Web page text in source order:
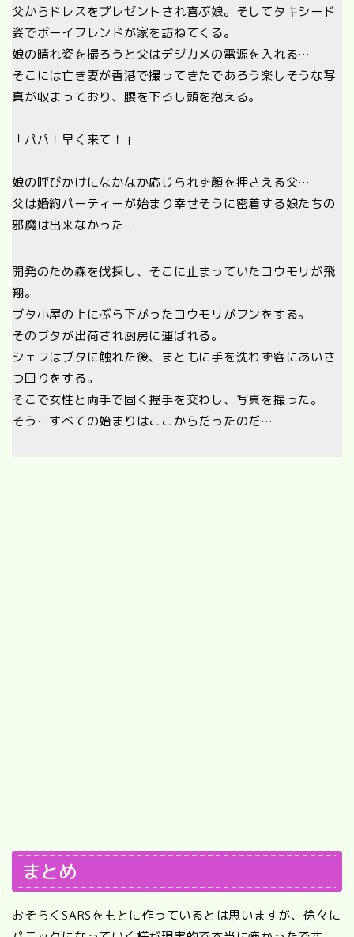
父からドレスをプレゼントされ喜ぶ娘。そしてタキシード
姿でボーイフレンドが家を訪ねてくる。
娘の晴れ姿を撮ろうと父はデジカメの電源を入れる…
そこには亡き妻が香港で撮ってきたであろう楽しそうな写
真が収まっており、腰を下ろし頭を抱える。
「パパ！早く来て！」
娘の呼びかけになかなか応じられず顔を押さえる父…
父は婚約パーティーが始まり幸せそうに密着する娘たちの
邪魔は出来なかった…
開発のため森を伐採し、そこに止まっていたコウモリが飛
翔。
ブタ小屋の上にぶら下がったコウモリがフンをする。
そのブタが出荷され厨房に運ばれる。
シェフはブタに触れた後、まともに手を洗わず客にあいさ
つ回りをする。
そこで女性と両手で固く握手を交わし、写真を撮った。
そう…すべての始まりはここからだったのだ…
まとめ
おそらくSARSをもとに作っているとは思いますが、徐々に